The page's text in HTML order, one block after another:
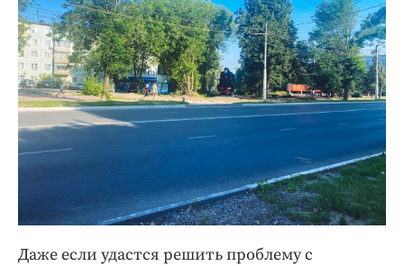
Даже если удастся решить проблему с